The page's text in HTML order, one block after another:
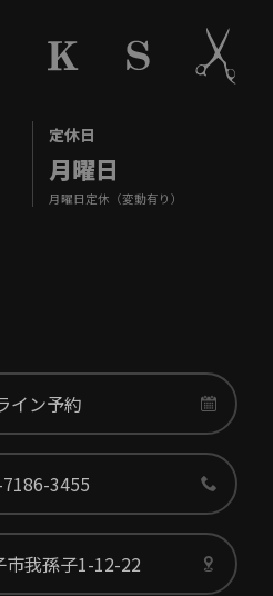
定休日
月曜日
月曜日定休（変動有り）
イン予約
3455
市我孫子1-12-22